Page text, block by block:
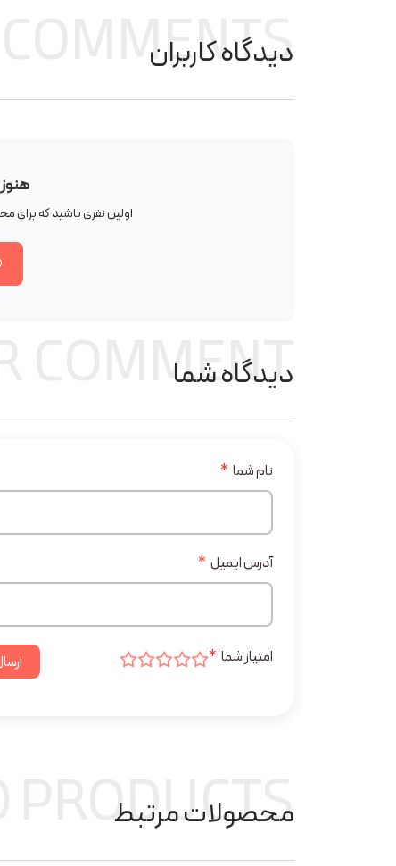
دیدگاه کاربران
COMMENTS
اولین نفری باشید که برای
دیدگاه شما
COMMENT
نام شما *
آدرس ایمیل *
امتیاز شما *
محصولات مرتبط
PRODUCTS